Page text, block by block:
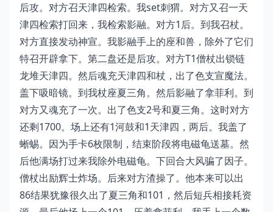
后攻。对方召天津四检索。我set刺猬。对方又召一天
津四检索打回来，我检索影融。对方1后。到我召杖。
对方直接发动神宣。我影融手上的座和兽，除外了它们
特召开辟拿下。第二盘还是后攻。对方T1僧杖出锁链
龙堆天津四。然后魂充天津四和杖，出了色支宣魔法。
盖下吸暗镜。到我杖座夏三角。然后影融了拿菲利。到
对方又魂充了一次。出了色支2号和夏三角。这时对方
还剩1700。场上还有1河鼓和1天津四，两后。我盖了
蜥蜴。因为手卡6枚限制，结束阶段将电磁龟送墓。然
后他满场打过来我除外电磁龟。下回合大风骗了因子。
僧杖出励辉士炸场。后来对方渣操了。他本来可以出
86结果犹豫很久出了夏三角和101，然后短兵相接耗资